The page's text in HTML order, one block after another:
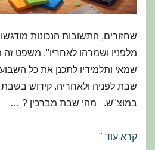
שחזורים, התשובות הנכונות
מלפניו ושמרהו לאחריו", משפט
שמאי ותלמידיו לתכנן את כל
שבת לפניה ולאחריה. קידוש
במוצ"ש. מהי שבת מברכין ? …
מועדי
קרא עוד "